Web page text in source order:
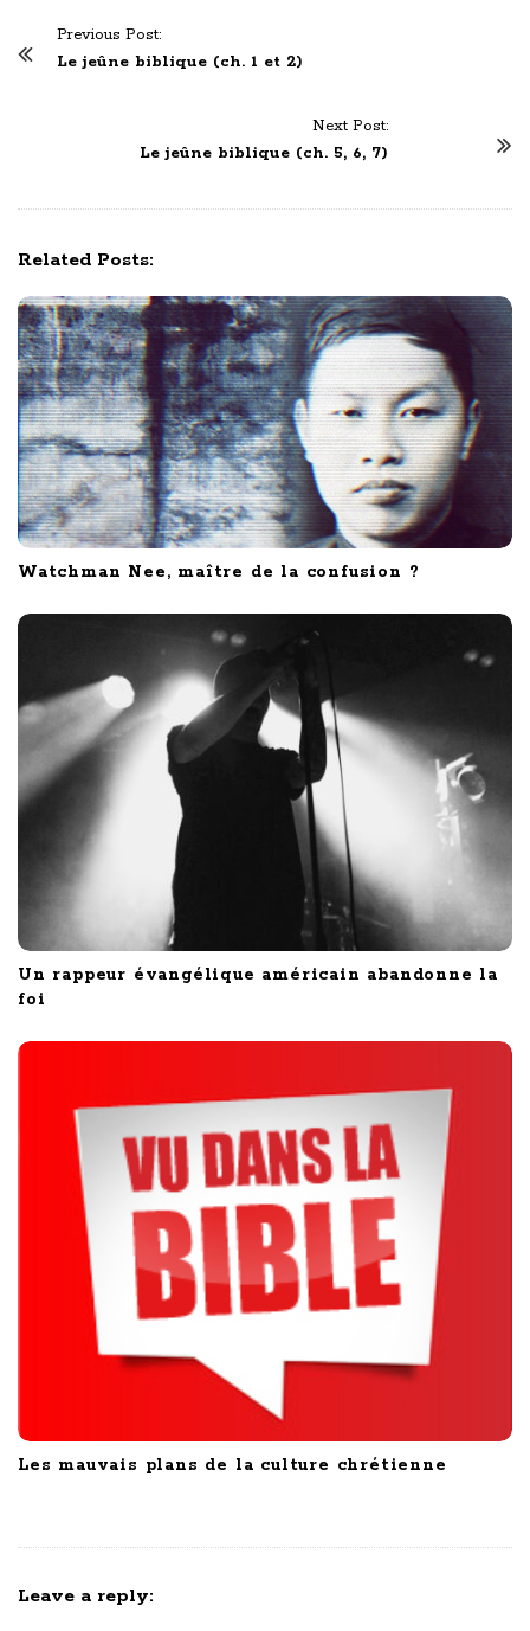
Previous Post:
Le jeûne biblique (ch. 1 et 2)
Next Post:
Le jeûne biblique (ch. 5, 6, 7)
Related Posts:
Watchman Nee, maître de la confusion ?
Un rappeur évangélique américain abandonne la
foi
Les mauvais plans de la culture chrétienne
Leave a reply: